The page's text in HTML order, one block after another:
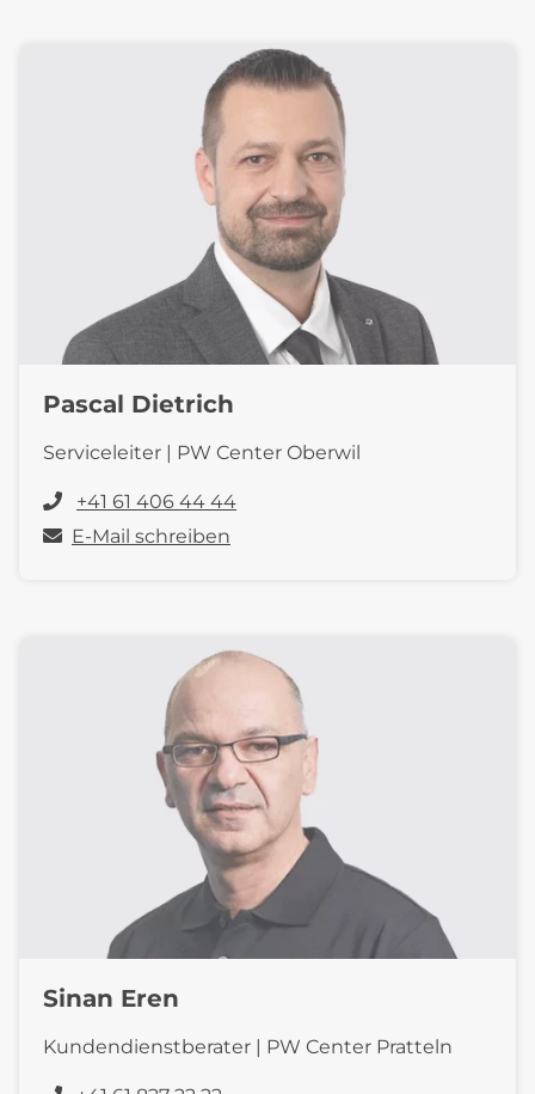
Pascal Dietrich
Serviceleiter | PW Center Oberwil
+41 61 406 44 44
E-Mail schreiben
Sinan Eren
Kundendienstberater | PW Center Pratteln